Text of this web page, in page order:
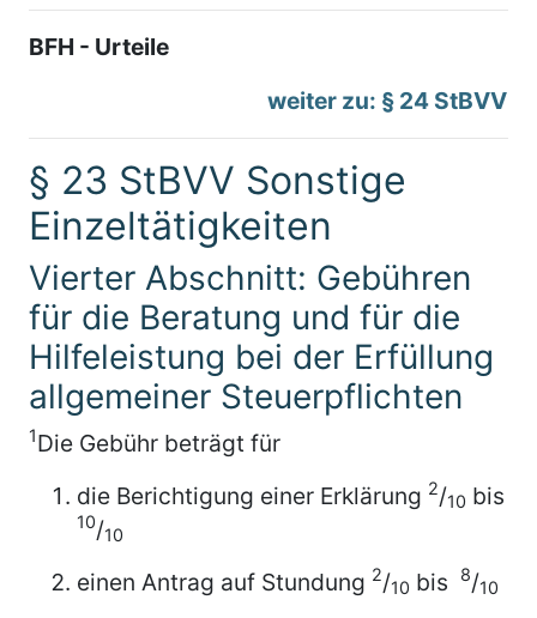
BFH - Urteile
weiter zu: § 24 StBVV
§ 23 StBVV Sonstige
Einzeltätigkeiten
Vierter Abschnitt: Gebühren
für die Beratung und für die
Hilfeleistung bei der Erfüllung
allgemeiner Steuerpflichten
1Die Gebühr beträgt für
die Berichtigung einer Erklärung 2/10 bis
10/10
einen Antrag auf Stundung 2/10 bis 8/10